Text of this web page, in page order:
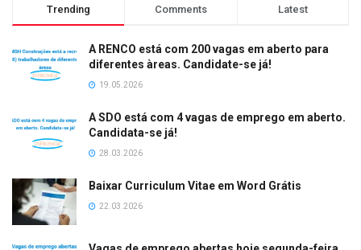
Trending Comments Latest
A RENCO está com 200 vagas em aberto para
diferentes àreas. Candidate-se já!
19.05.2026
A SDO está com 4 vagas de emprego em aberto.
Candidata-se já!
28.03.2026
Baixar Curriculum Vitae em Word Grátis
22.03.2026